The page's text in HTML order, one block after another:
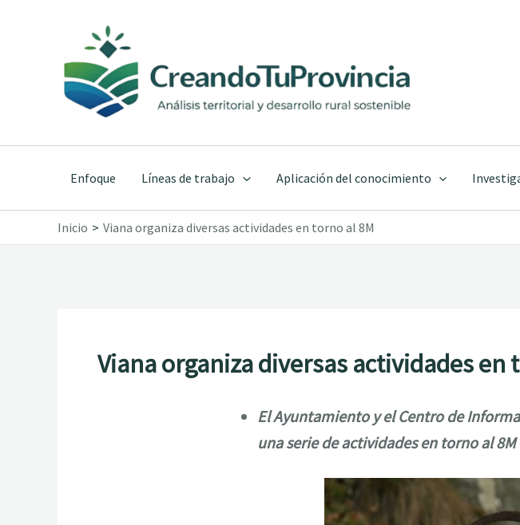
contenido
Enfoque Líneas de trabajo Aplicación del conocimiento
Inicio Viana organiza diversas actividades en torno al 8M
Viana organiza diversas actividades en
El Ayuntamiento y el Centro de
una serie de actividades en torno al 8M